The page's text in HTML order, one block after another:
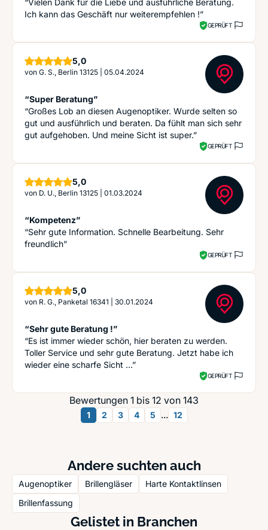
“Vielen Dank für die Liebe und ausführliche Beratung.
Ich kann das Geschäft nur weiterempfehlen !”
GEPRÜFT
5,0Sterne
von G. S., Berlin 13125 05.04.2024
“Super Beratung”
“Großes Lob an diesen Augenoptiker. Wurde selten so
gut und ausführlich und beraten. Da fühlt man sich sehr
gut aufgehoben. Und meine Sicht ist super.”
GEPRÜFT
5,0Sterne
von D. U., Berlin 13125 01.03.2024
“Kompetenz”
“Sehr gute Information. Schnelle Bearbeitung. Sehr
freundlich”
GEPRÜFT
5,0Sterne
von R. G., Panketal 16341 30.01.2024
“Sehr gute Beratung !”
“Es ist immer wieder schön, hier beraten zu werden.
Toller Service und sehr gute Beratung. Jetzt habe ich
wieder eine scharfe Sicht ...”
GEPRÜFT
Bewertungen 1 bis 12 von 143
1 2 3 4 5 ... 12
Andere suchten auch
Augenoptiker Brillengläser
Harte Kontaktlinsen
Brillenfassung
Gelistet in Branchen